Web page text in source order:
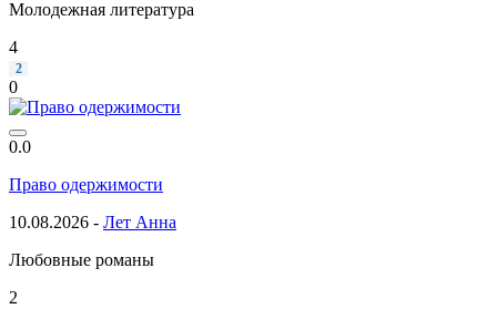
Молодежная литература
4
2
0
0.0
Право одержимости
10.08.2026 - Лет Анна
Любовные романы
2